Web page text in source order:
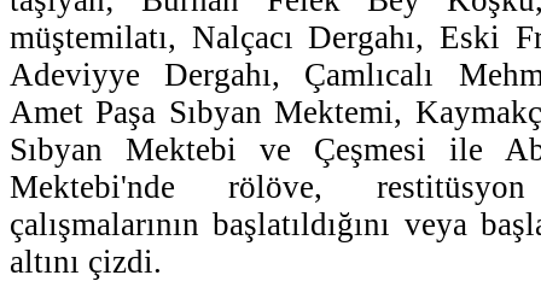
müştemilatı, Nalçacı Dergahı, Eski
Adeviyye Dergahı, Çamlıcalı
Amet Paşa Sıbyan Mektemi,
Sıbyan Mektebi ve Çeşmesi ile
Mektebi'nde rölöve,
çalışmalarının başlatıldığını veya
altını çizdi.